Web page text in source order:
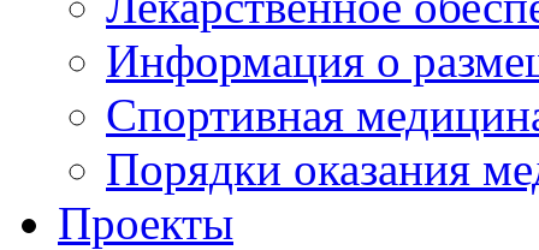
Информация о
Спортивная
Порядки оказания
Проекты